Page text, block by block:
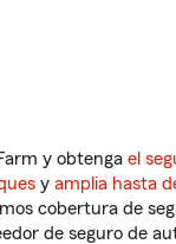
y obtenga el
y amplia hasta
cobertura de
de seguro de